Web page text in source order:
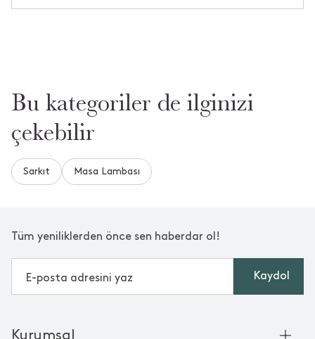
Bu kategoriler de ilginizi
çekebilir
Sarkıt Masa Lambası
Tüm yeniliklerden önce sen haberdar ol!
Kaydol
Kurumsal